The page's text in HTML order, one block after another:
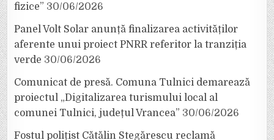
fizice” 30/06/2026
Panel Volt Solar anunță finalizarea activităților
aferente unui proiect PNRR referitor la tranziția
verde 30/06/2026
Comunicat de presă. Comuna Tulnici demarează
proiectul „Digitalizarea turismului local al
comunei Tulnici, județul Vrancea” 30/06/2026
Fostul polițist Cătălin Stegărescu reclamă